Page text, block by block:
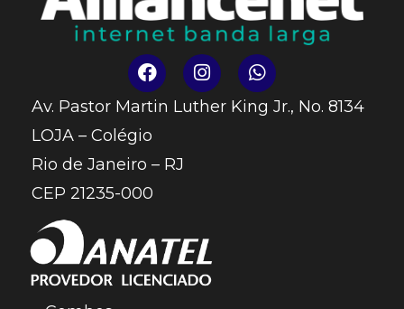
Av. Pastor Martin Luther King Jr., No. 8134
LOJA – Colégio
Rio de Janeiro – RJ
CEP 21235-000